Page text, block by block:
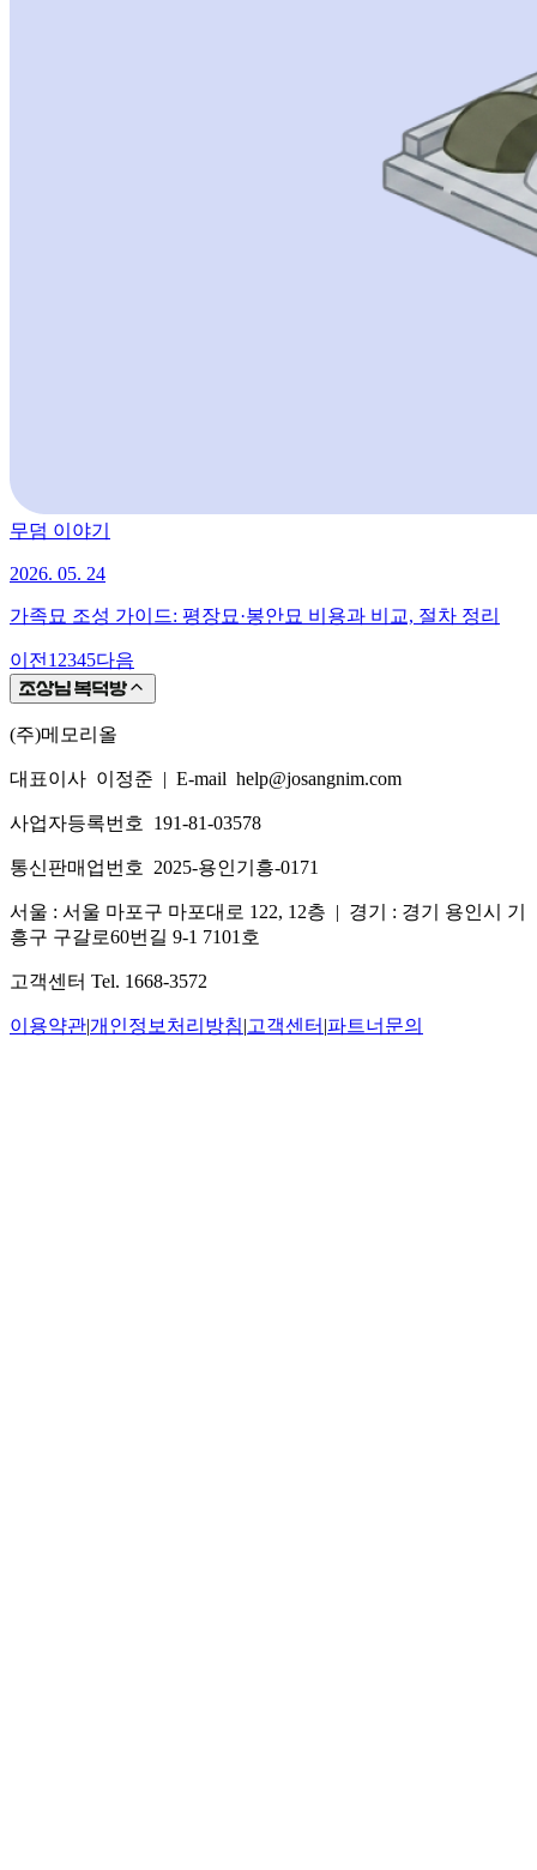
무덤 이야기
2026. 05. 24
가족묘 조성 가이드: 평장묘·봉안묘 비용과 비교, 절차 정리
이전 1 2345다음
(주)메모리올
대표이사 이정준 | E-mail help@josangnim.com
사업자등록번호 191-81-03578
통신판매업번호 2025-용인기흥-0171
서울 : 서울 마포구 마포대로 122, 12층 | 경기 : 경기 용인시 기
흥구 구갈로60번길 9-1 7101호
고객센터 Tel. 1668-3572
이용약관|개인정보처리방침|고객센터 |파트너문의